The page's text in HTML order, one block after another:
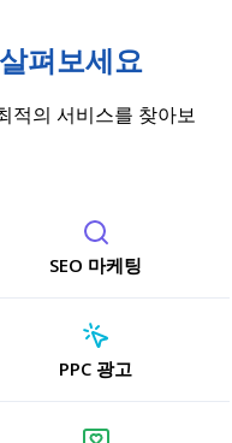
펴보세요
적의 서비스를 찾아보
SEO 마케팅
PPC 광고